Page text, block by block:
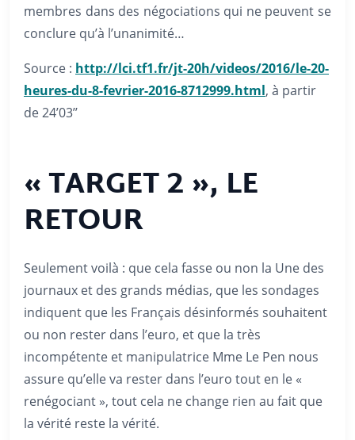
membres dans des négociations qui ne peuvent se
conclure qu’à l’unanimité…
Source : http://lci.tf1.fr/jt-20h/videos/2016/le-20-
heures-du-8-fevrier-2016-8712999.html, à partir
de 24’03’’
« TARGET 2 », LE
RETOUR
Seulement voilà : que cela fasse ou non la Une des
journaux et des grands médias, que les sondages
indiquent que les Français désinformés souhaitent
ou non rester dans l’euro, et que la très
incompétente et manipulatrice Mme Le Pen nous
assure qu’elle va rester dans l’euro tout en le «
renégociant », tout cela ne change rien au fait que
la vérité reste la vérité.